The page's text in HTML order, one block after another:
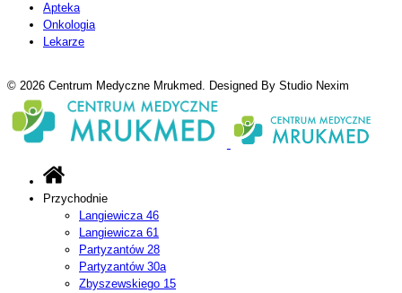
Apteka
Onkologia
Lekarze
© 2026 Centrum Medyczne Mrukmed. Designed By Studio Nexim
Przychodnie
Langiewicza 46
Langiewicza 61
Partyzantów 28
Partyzantów 30a
Zbyszewskiego 15